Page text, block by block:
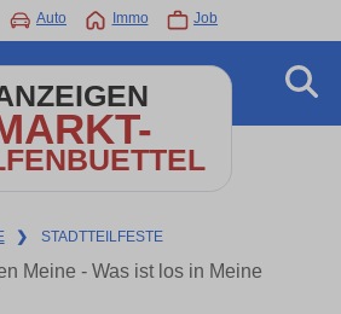
Auto Immo Job
❯ STADTTEILFESTE
Meine - Was ist los in Meine